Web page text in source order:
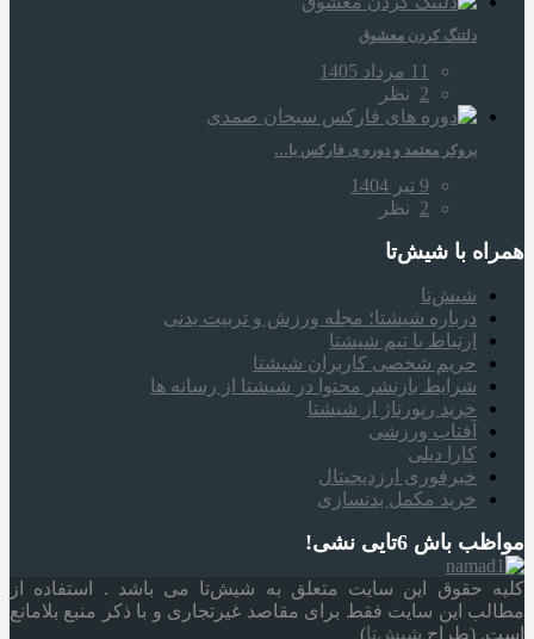
دلتنگ کردن معشوق
11 مرداد 1405
2 نظر
بروکر معتمد و دوره‌ ی فارکس با…
9 تیر 1404
2 نظر
همراه‌ با شیش‌تا
شیش‌تا
درباره شیشتا؛ مجله ورزش و تربیت بدنی
ارتباط با تیم شیشتا
حریم شخصی کاربران شیشتا
شرایط بازنشر محتوا در شیشتا از رسانه ها
خرید رپورتاژ از شیشتا
آفتاب ورزشی
کارا دیلی
خبرفوری ارزدیجیتال
خرید مکمل بدنسازی
مواظب باش 6تایی نشی!
کلیه حقوق این سایت متعلق به شیش‌تا می باشد . استفاده از
مطالب این سایت فقط برای مقاصد غیرتجاری و با ذکر منبع بلامانع
است. (طراح شیش‌تا)